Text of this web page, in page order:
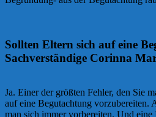
Sollten Eltern sich auf eine
Sachverständige Corinna
Ja. Einer der größten Fehler, den Sie
auf eine Begutachtung vorzubereiten.
man sich immer vorbereiten. Und eine